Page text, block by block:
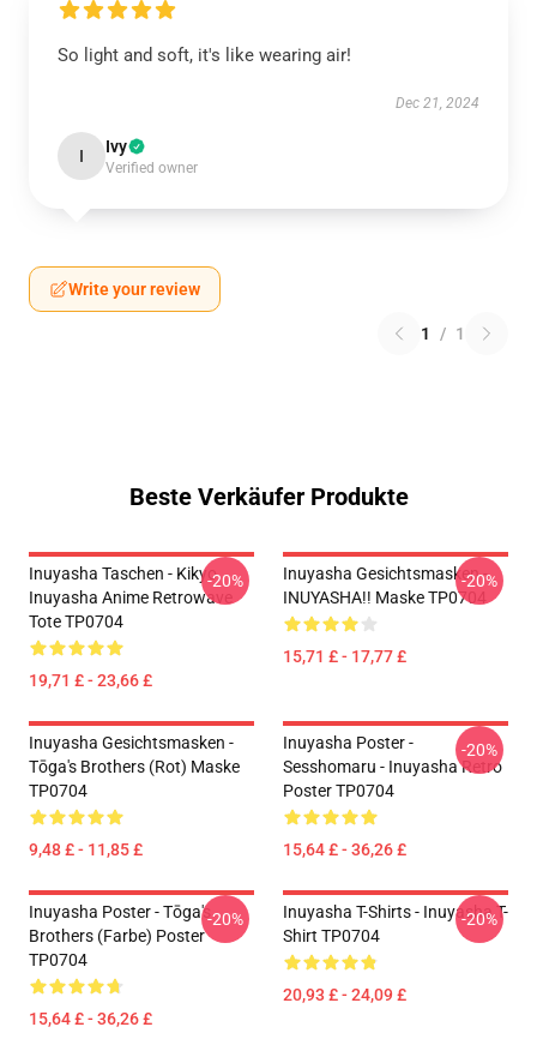
So light and soft, it's like wearing air!
Dec 21, 2024
I Ivy
Verified owner
Write your review
1 / 1
Beste Verkäufer Produkte
Inuyasha Taschen - Kikyo
Inuyasha Anime Retrowave
Tote TP0704
19,71 £ - 23,66 £
-20%
Inuyasha Gesichtsmasken -
INUYASHA!! Maske TP0704
15,71 £ - 17,77 £
-20%
Inuyasha Gesichtsmasken -
Tōga's Brothers (rot) Maske
TP0704
9,48 £ - 11,85 £
Inuyasha Poster -
Sesshomaru - Inuyasha Retro
Poster TP0704
15,64 £ - 36,26 £
-20%
Inuyasha Poster - Tōga's
Brothers (Farbe) Poster
TP0704
15,64 £ - 36,26 £
-20%
Inuyasha T-Shirts - Inuyasha T-
Shirt TP0704
20,93 £ - 24,09 £
-20%